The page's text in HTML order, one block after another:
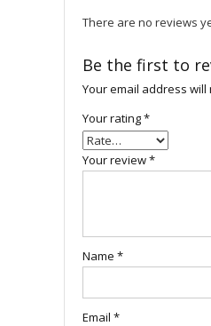
There are no reviews
Be the first to
Your email address
Your rating*
Your review*
Name *
Email *